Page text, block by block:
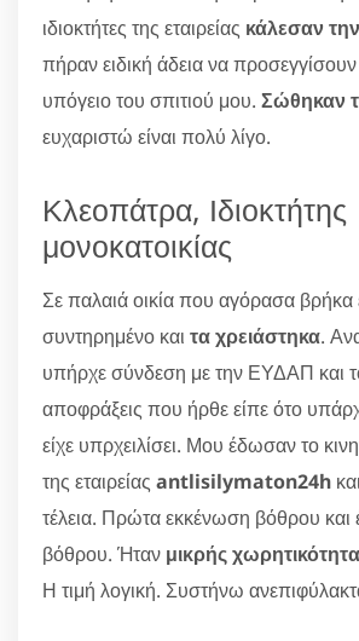
ιδιοκτήτες της εταιρείας κάλεσαν
πήραν ειδική άδεια να
υπόγειο του σπιτιού μου. Σώθηκαν
ευχαριστώ είναι πολύ λίγο.
Κλεοπάτρα, Ιδιοκτήτης
μονοκατοικίας
Σε παλαιά οικία που αγόρασα βρήκα
συντηρημένο και τα χρειάστηκα.
υπήρχε σύνδεση με την ΕΥΔΑΠ και
αποφράξεις που ήρθε είπε ότο
είχε υπρχειλίσει. Μου έδωσαν το
της εταιρείας antlisilymaton24h
τέλεια. Πρώτα εκκένωση βόθρου και
βόθρου. Ήταν μικρής
Η τιμή λογική. Συστήνω